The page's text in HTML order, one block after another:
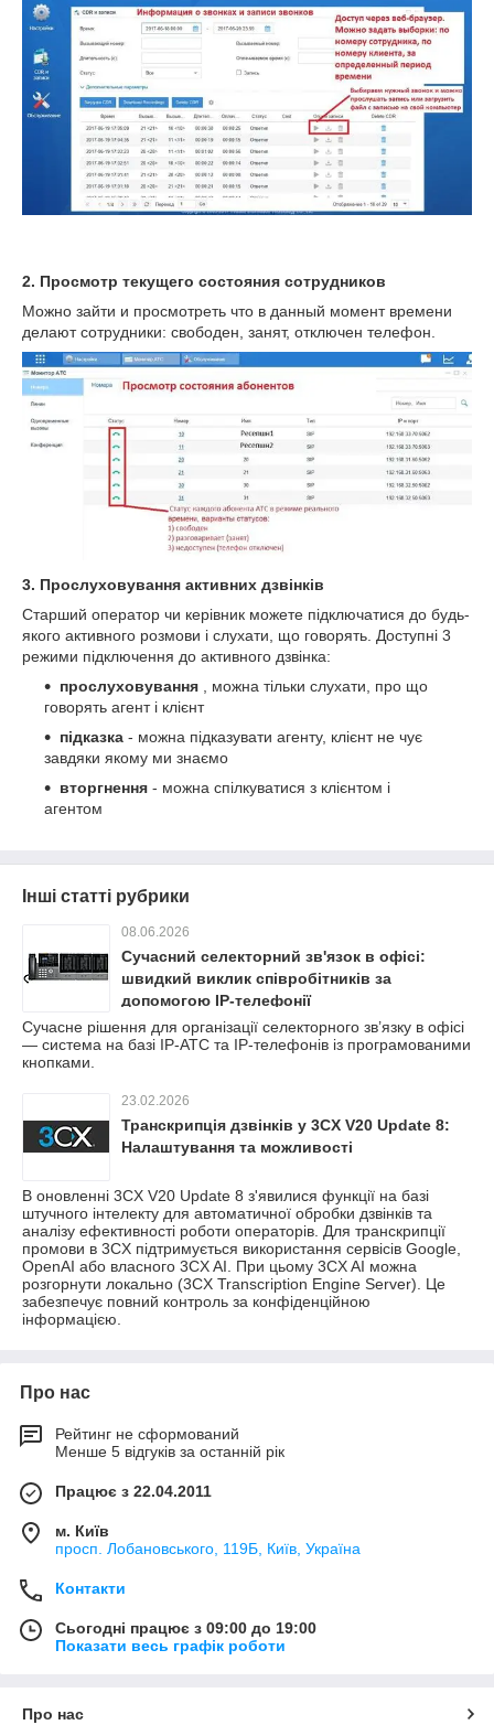
2. Просмотр текущего состояния сотрудников
Можно зайти и просмотреть что в данный момент времени
делают сотрудники: свободен, занят, отключен телефон.
3. Прослуховування активних дзвінків
Старший оператор чи керівник можете підключатися до будь-
якого активного розмови і слухати, що говорять. Доступні 3
режими підключення до активного дзвінка:
прослуховування , можна тільки слухати, про що
говорять агент і клієнт
підказка - можна підказувати агенту, клієнт не чує
завдяки якому ми знаємо
вторгнення - можна спілкуватися з клієнтом і
агентом
Інші статті рубрики
08.06.2026
Сучасний селекторний зв'язок в офісі:
швидкий виклик співробітників за
допомогою IP-телефонії
Сучасне рішення для організації селекторного зв’язку в офісі
— система на базі IP-АТС та IP-телефонів із програмованими
кнопками.
23.02.2026
Транскрипція дзвінків у 3CX V20 Update 8:
Налаштування та можливості
В оновленні 3CX V20 Update 8 з'явилися функції на базі
штучного інтелекту для автоматичної обробки дзвінків та
аналізу ефективності роботи операторів. Для транскрипції
промови в 3CX підтримується використання сервісів Google,
OpenAI або власного 3CX AI. При цьому 3CX AI можна
розгорнути локально (3CX Transcription Engine Server). Це
забезпечує повний контроль за конфіденційною
інформацією.
Про нас
Рейтинг не сформований
Менше 5 відгуків за останній рік
Працює з 22.04.2011
м. Київ
просп. Лобановського, 119Б, Київ, Україна
Контакти
Сьогодні працює з 09:00 до 19:00
Показати весь графік роботи
Про нас